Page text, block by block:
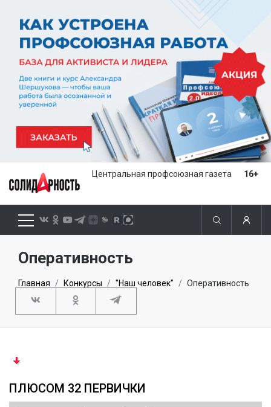
Центральная профсоюзная газета 16+
Оперативность
Главная Конкурсы "Наш человек" Оперативность
ПЛЮСОМ 32 ПЕРВИЧКИ